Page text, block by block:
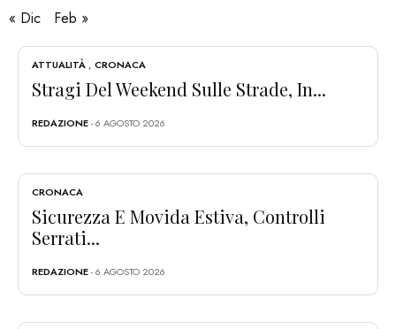
« Dic Feb »
ATTUALITÀ, CRONACA
Stragi Del Weekend Sulle Strade, In...
REDAZIONE- 6 AGOSTO 2026
CRONACA
Sicurezza E Movida Estiva, Controlli
Serrati...
REDAZIONE- 6 AGOSTO 2026